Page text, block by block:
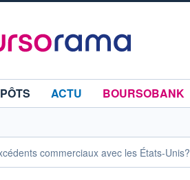
ACTU
BOURSOBANK
commerciaux avec les États-Unis?